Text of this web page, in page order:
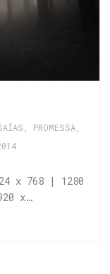
PROMESSA,
x 768 | 1280
x…